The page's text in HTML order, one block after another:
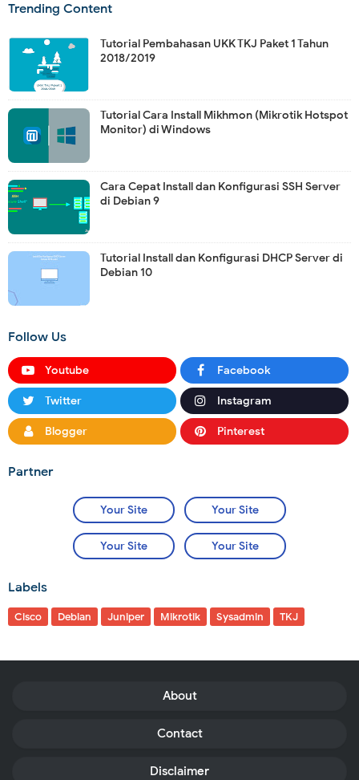
Trending Content
Tutorial Pembahasan UKK TKJ Paket 1 Tahun
2018/2019
Tutorial Cara Install Mikhmon (Mikrotik Hotspot
Monitor) di Windows
Cara Cepat Install dan Konfigurasi SSH Server
di Debian 9
Tutorial Install dan Konfigurasi DHCP Server di
Debian 10
Follow Us
Youtube Facebook
Twitter Instagram
Blogger Pinterest
Partner
Your Site Your Site
Your Site Your Site
Labels
Cisco Debian Juniper Mikrotik Sysadmin TKJ
About
Contact
Disclaimer